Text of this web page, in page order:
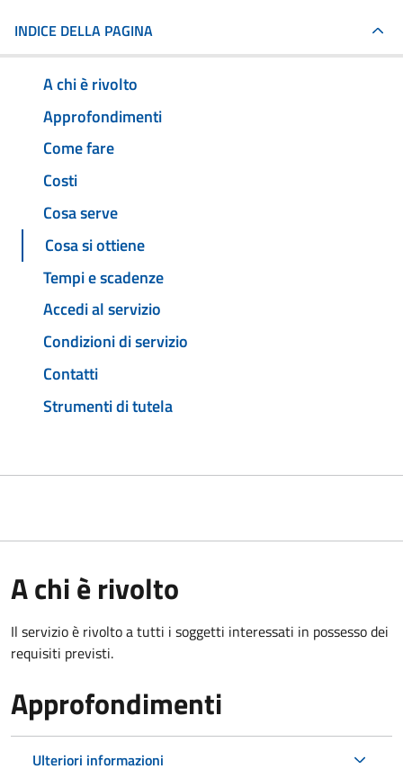
INDICE DELLA PAGINA
A chi è rivolto
Approfondimenti
Come fare
Costi
Cosa serve
Cosa si ottiene
Tempi e scadenze
Accedi al servizio
Condizioni di servizio
Contatti
Strumenti di tutela
A chi è rivolto
Il servizio è rivolto a tutti i soggetti interessati in possesso dei
requisiti previsti.
Approfondimenti
Ulteriori informazioni